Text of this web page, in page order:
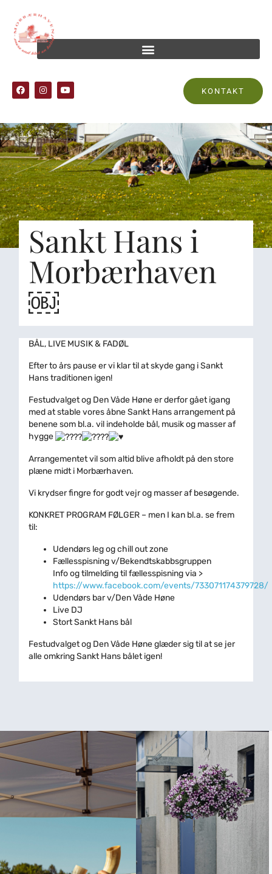
KONTAKT
Sankt Hans i
Morbærhaven
￼
BÅL, LIVE MUSIK & FADØL
Efter to års pause er vi klar til at skyde gang i Sankt
Hans traditionen igen!
Festudvalget og Den Våde Høne er derfor gået igang
med at stable vores åbne Sankt Hans arrangement på
benene som bl.a. vil indeholde bål, musik og masser af
hygge
Arrangementet vil som altid blive afholdt på den store
plæne midt i Morbærhaven.
Vi krydser fingre for godt vejr og masser af besøgende.
KONKRET PROGRAM FØLGER – men I kan bl.a. se frem
til:
Udendørs leg og chill out zone
Fællesspisning v/Bekendtskabbsgruppen
Info og tilmelding til fællesspisning via >
https://www.facebook.com/events/733071174379728/
Udendørs bar v/Den Våde Høne
Live DJ
Stort Sankt Hans bål
Festudvalget og Den Våde Høne glæder sig til at se jer
alle omkring Sankt Hans bålet igen!